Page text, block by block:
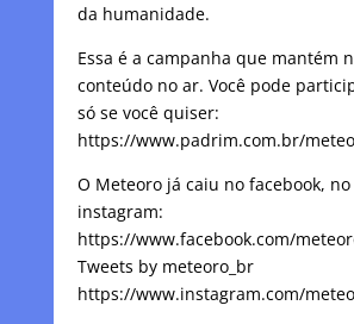
da humanidade.
Essa é a campanha que mantém
conteúdo no ar. Você pode
só se você quiser:
https://www.padrim.com.br/
O Meteoro já caiu no facebook,
instagram:
https://www.facebook.com/
Tweets by meteoro_br
https://www.instagram.com/